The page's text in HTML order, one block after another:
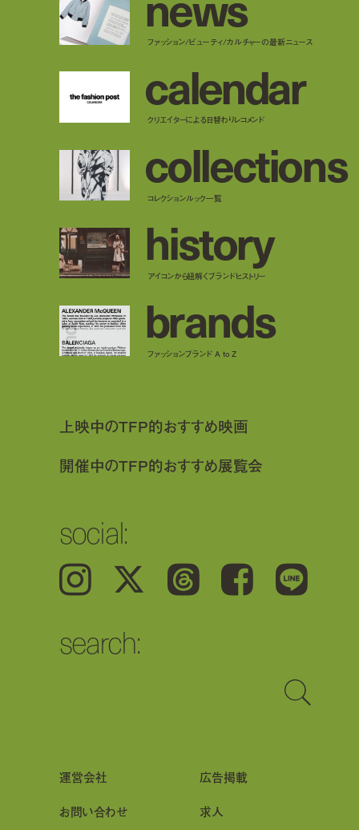
ファッション/ビューティ/カルチャーの最新ニュース
calendar
クリエイターによる日替わりレコメンド
collections
コレクションルック一覧
history
アイコンから紐解くブランドヒストリー
brands
ファッションブランド A to Z
上映中のTFP的おすすめ映画
開催中のTFP的おすすめ展覧会
social:
Instagram 𝕏 Threads Facebook LINE
search:
運営会社
広告掲載
お問い合わせ
求人